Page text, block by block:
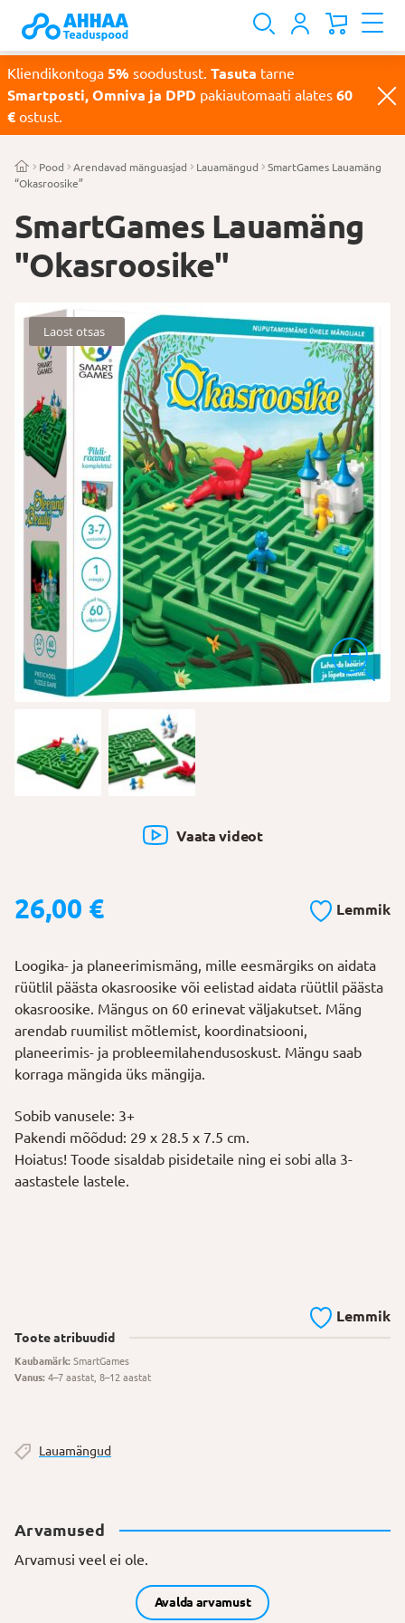
Kliendikontoga 5% soodustust. Tasuta tarne
Smartposti, Omniva ja DPD pakiautomaati alates 60
€ ostust.
Pood Arendavad mänguasjad Lauamängud
SmartGames Lauamäng
“Okasroosike”
SmartGames Lauamäng
"Okasroosike"
Laost otsas
Vaata videot
26,00 € Lemmik
Loogika- ja planeerimismäng, mille eesmärgiks on aidata
rüütlil päästa okasroosike või eelistad aidata rüütlil päästa
okasroosike. Mängus on 60 erinevat väljakutset. Mäng
arendab ruumilist mõtlemist, koordinatsiooni,
planeerimis- ja probleemilahendusoskust. Mängu saab
korraga mängida üks mängija.
Sobib vanusele: 3+
Pakendi mõõdud: 29 x 28.5 x 7.5 cm.
Hoiatus! Toode sisaldab pisidetaile ning ei sobi alla 3-
aastastele lastele.
Lemmik
Toote atribuudid
Kaubamärk: SmartGames
Vanus: 4–7 aastat, 8–12 aastat
Lauamängud
Arvamused
Arvamusi veel ei ole.
Avalda arvamust